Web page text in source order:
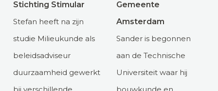
Stichting Stimular
Stefan heeft na zijn
studie Milieukunde als
beleidsadviseur
duurzaamheid gewerkt
bij verschillende
Gemeente
Amsterdam
Sander is begonnen
aan de Technische
Universiteit waar hij
bouwkunde en